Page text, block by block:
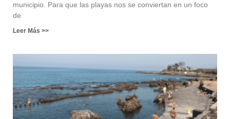
municipio. Para que las playas nos se conviertan en un foco
de
Leer Más >>